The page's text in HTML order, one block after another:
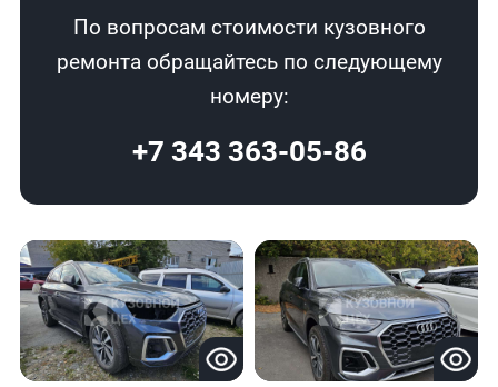
По вопросам стоимости кузовного
ремонта обращайтесь по следующему
номеру:
+7 343 363-05-86